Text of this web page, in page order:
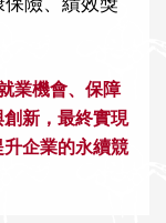
保險、績效獎
業機會、保障
新，最終實現
升企業的永續競